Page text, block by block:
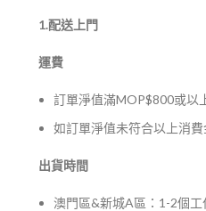
1.配送上門
運費
訂單淨值滿MOP$800或以
如訂單淨值未符合以上消
出貨時間
澳門區&新城A區：1-2個工